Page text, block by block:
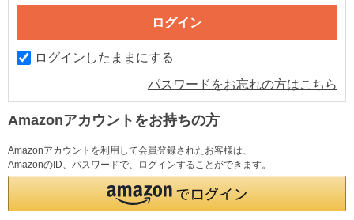
ログインしたままにする
パスワードをお忘れの方はこちら
Amazonアカウントをお持ちの方
Amazonアカウントを利用して会員登録されたお客様は、
AmazonのID、パスワードで、ログインすることができます。